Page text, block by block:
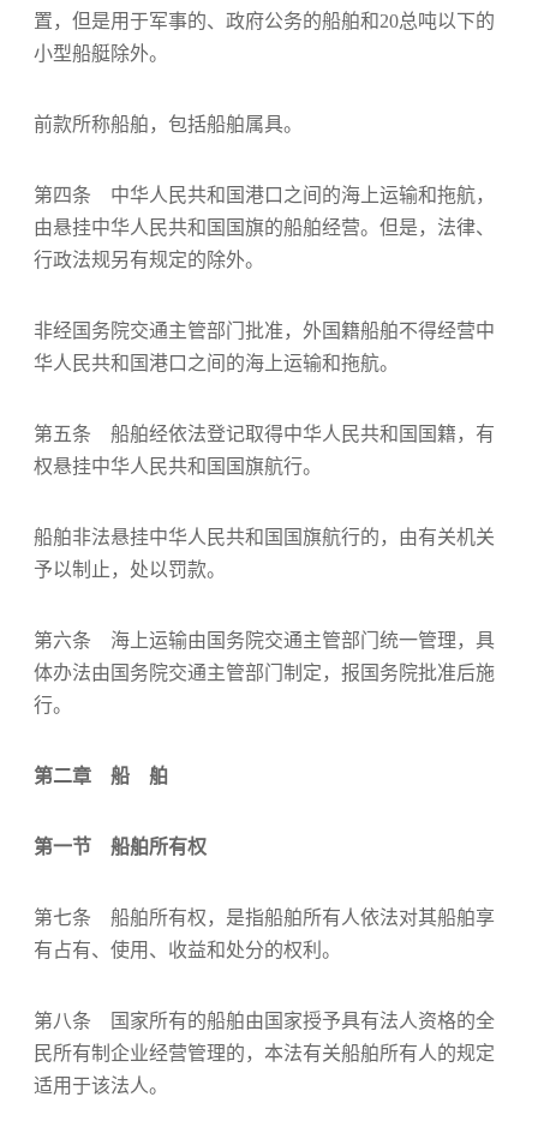
置，但是用于军事的、政府公务的船舶和20总吨以下的
小型船艇除外。
前款所称船舶，包括船舶属具。
第四条 中华人民共和国港口之间的海上运输和拖航，
由悬挂中华人民共和国国旗的船舶经营。但是，法律、
行政法规另有规定的除外。
非经国务院交通主管部门批准，外国籍船舶不得经营中
华人民共和国港口之间的海上运输和拖航。
第五条 船舶经依法登记取得中华人民共和国国籍，有
权悬挂中华人民共和国国旗航行。
船舶非法悬挂中华人民共和国国旗航行的，由有关机关
予以制止，处以罚款。
第六条 海上运输由国务院交通主管部门统一管理，具
体办法由国务院交通主管部门制定，报国务院批准后施
行。
第二章 船 舶
第一节 船舶所有权
第七条 船舶所有权，是指船舶所有人依法对其船舶享
有占有、使用、收益和处分的权利。
第八条 国家所有的船舶由国家授予具有法人资格的全
民所有制企业经营管理的，本法有关船舶所有人的规定
适用于该法人。